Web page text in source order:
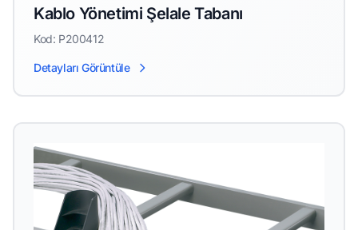
Kablo Yönetimi Şelale Tabanı
Kod: P200412
Detayları Görüntüle